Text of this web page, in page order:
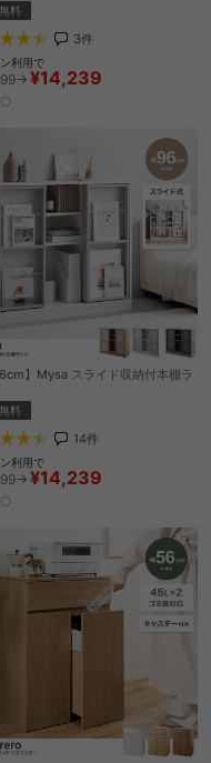
料
3件
利用で
¥14,239
】Mysa スライド収納付本棚ラ
料
14件
利用で
¥14,239